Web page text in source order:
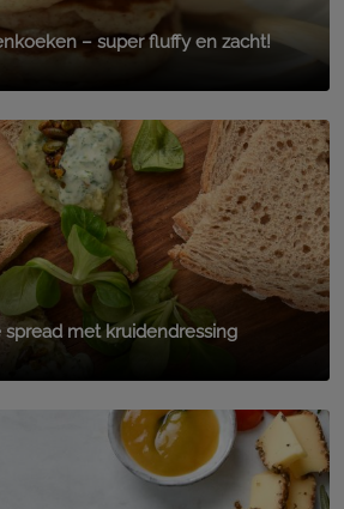
– super fluffy en zacht!
spread met kruidendressing